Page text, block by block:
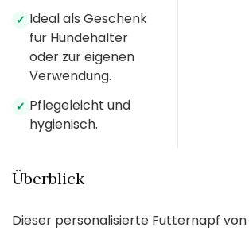
✓ Ideal als Geschenk
für Hundehalter
oder zur eigenen
Verwendung.
✓ Pflegeleicht und
hygienisch.
Überblick
Dieser personalisierte Futternapf